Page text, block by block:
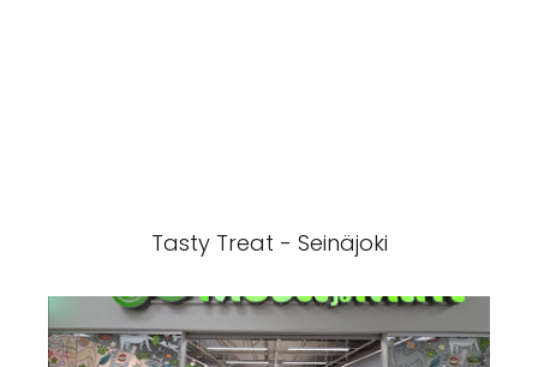
Tasty Treat - Seinäjoki